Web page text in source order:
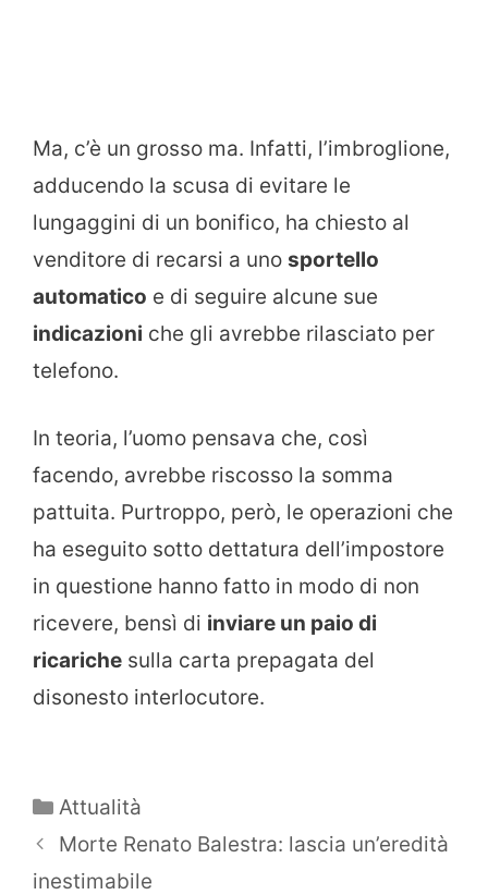
Ma, c’è un grosso ma. Infatti, l’imbroglione,
adducendo la scusa di evitare le
lungaggini di un bonifico, ha chiesto al
venditore di recarsi a uno sportello
automatico e di seguire alcune sue
indicazioni che gli avrebbe rilasciato per
telefono.
In teoria, l’uomo pensava che, così
facendo, avrebbe riscosso la somma
pattuita. Purtroppo, però, le operazioni che
ha eseguito sotto dettatura dell’impostore
in questione hanno fatto in modo di non
ricevere, bensì di inviare un paio di
ricariche sulla carta prepagata del
disonesto interlocutore.
Categorie
Attualità
Morte Renato Balestra: lascia un’eredità
inestimabile